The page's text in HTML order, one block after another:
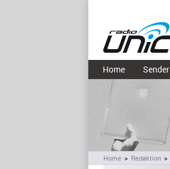
Home Sender
Home > Redaktion >